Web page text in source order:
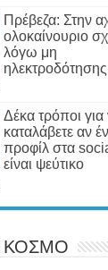
Πρέβεζα: Στην
ολοκαίνουριο
λόγω μη
Δέκα τρόποι για
καταλάβετε αν
προφίλ στα
είναι ψεύτικο
ΚΟΣΜΟ